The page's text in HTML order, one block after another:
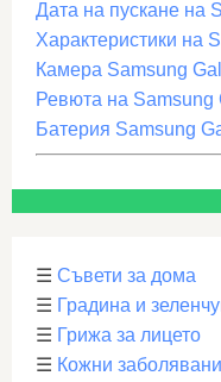
Дата на пускане на
Характеристики на
Камера Samsung
Ревюта на Samsung
Батерия Samsung
☰ Съвети за дома
☰ Градина и
☰ Грижа за лицето
☰ Кожни